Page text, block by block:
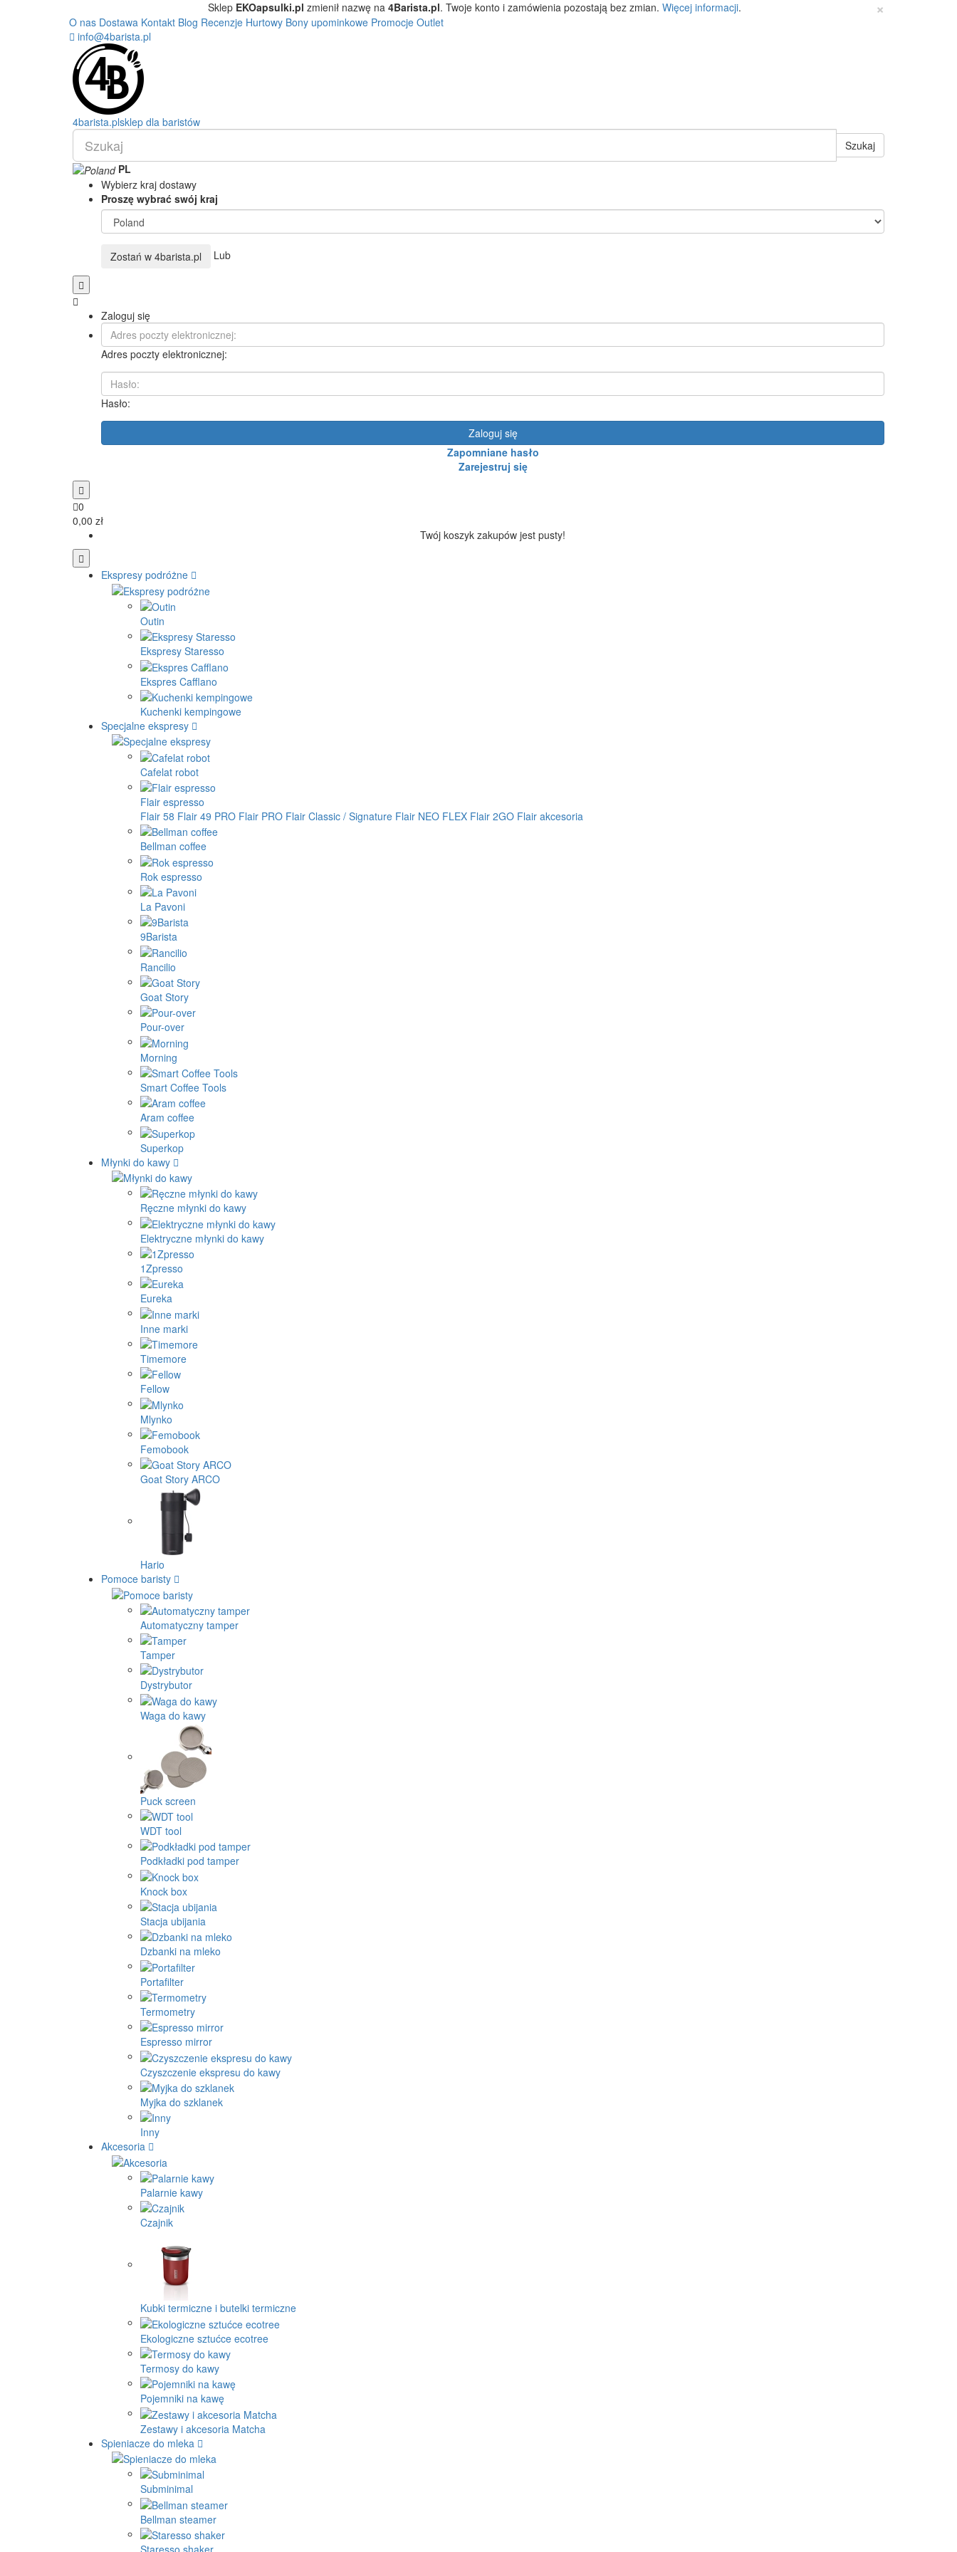
Sklep EKOapsulki.pl zmienił nazwę na 4Barista.pl. Twoje konto i zamówienia pozostają bez zmian. Więcej informacji. ×
O nas Dostawa Kontakt Blog Recenzje Hurtowy Bony upominkowe Promocje Outlet
info@4barista.pl
4barista.plsklep dla baristów
Szukaj
PL
Wybierz kraj dostawy
Proszę wybrać swój kraj
Zostań w 4barista.pl Lub
Zaloguj się
Adres poczty elektronicznej:
Hasło:
Zaloguj się
Zapomniane hasło
Zarejestruj się
0
0,00 zł
Twój koszyk zakupów jest pusty!
Ekspresy podróżne
Outin
Ekspresy Staresso
Ekspres Cafflano
Kuchenki kempingowe
Specjalne ekspresy
Cafelat robot
Flair espresso
Flair 58 Flair 49 PRO Flair PRO Flair Classic / Signature Flair NEO FLEX Flair 2GO Flair akcesoria
Bellman coffee
Rok espresso
La Pavoni
9Barista
Rancilio
Goat Story
Pour-over
Morning
Smart Coffee Tools
Aram coffee
Superkop
Młynki do kawy
Ręczne młynki do kawy
Elektryczne młynki do kawy
1Zpresso
Eureka
Inne marki
Timemore
Fellow
Mlynko
Femobook
Goat Story ARCO
Hario
Pomoce baristy
Automatyczny tamper
Tamper
Dystrybutor
Waga do kawy
Puck screen
WDT tool
Podkładki pod tamper
Knock box
Stacja ubijania
Dzbanki na mleko
Portafilter
Termometry
Espresso mirror
Czyszczenie ekspresu do kawy
Myjka do szklanek
Inny
Akcesoria
Palarnie kawy
Czajnik
Kubki termiczne i butelki termiczne
Ekologiczne sztućce ecotree
Termosy do kawy
Pojemniki na kawę
Zestawy i akcesoria Matcha
Spieniacze do mleka
Subminimal
Bellman steamer